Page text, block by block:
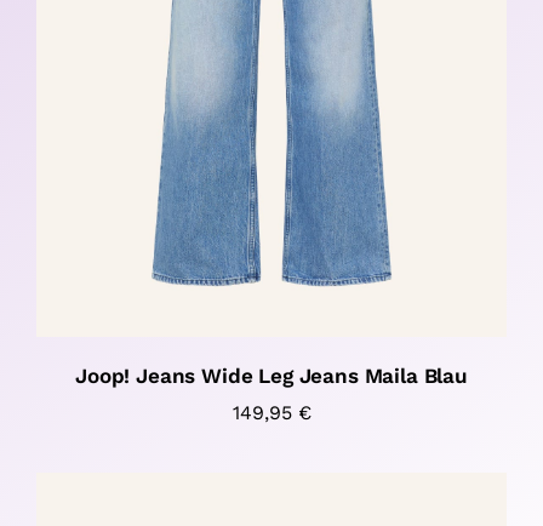
Joop! Jeans Wide Leg Jeans Maila Blau
149,95 €